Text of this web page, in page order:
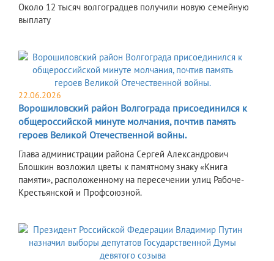
Около 12 тысяч волгоградцев получили новую семейную
выплату
22.06.2026
Ворошиловский район Волгограда присоединился к
общероссийской минуте молчания, почтив память
героев Великой Отечественной войны.
Глава администрации района Сергей Александрович
Блошкин возложил цветы к памятному знаку «Книга
памяти», расположенному на пересечении улиц Рабоче-
Крестьянской и Профсоюзной.